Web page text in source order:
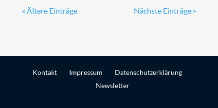
« Ältere Einträge Nächste Einträge »
Kontakt Impressum
Datenschutzerklärung
Newsletter